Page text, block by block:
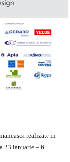
realizate in
23 ianuarie – 6